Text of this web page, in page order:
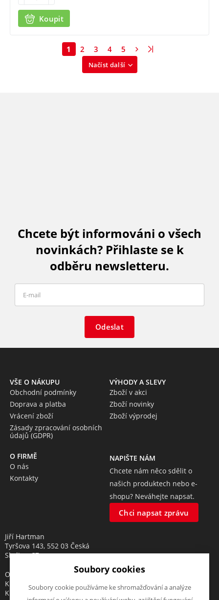
Koupit
Načíst další
1 2 3 4 5
Chcete být informováni o všech
novinkách? Přihlaste se k
odběru newsletteru.
Odeslat
VŠE O NÁKUPU
Obchodní podmínky
Doprava a platba
Vrácení zboží
Zásady zpracování osobních
údajů (GDPR)
VÝHODY A SLEVY
Zboží v akci
Zboží novinky
Zboží výprodej
O FIRMĚ
O nás
Kontakty
NAPIŠTE NÁM
Chcete nám něco sdělit o
našich produktech nebo e-
shopu? Neváhejte napsat.
Chci napsat zprávu
Jiří Hartman
Tyršova 143, 552 03 Česká
Skalice, CZ
Obchodní rejstřík vedený u
Krajského soudu v Hradci
Králové, oddíl A, vložka 18553
Soubory cookies
Soubory cookie používáme ke shromažďování a analýze